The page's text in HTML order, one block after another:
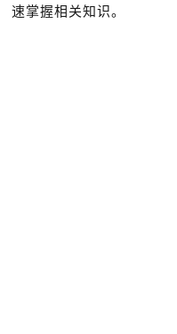
速掌握相关知识。